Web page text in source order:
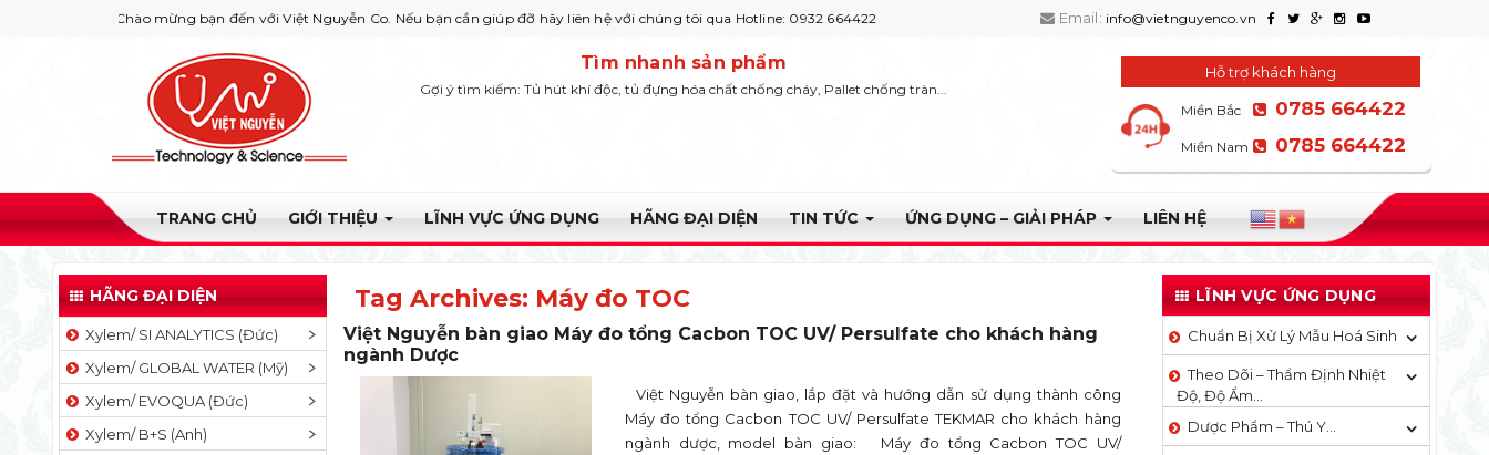
Chào mừng bạn đến với Việt Nguyễn Co. Nếu bạn cần giúp đỡ hãy liên hệ với chúng tôi qua Hotline: 0932 664422 Email: info@vietnguyenco.vn
Tìm nhanh sản phẩm
Gợi ý tìm kiếm: Tủ hút khí độc, tủ đựng hóa chất chống cháy, Pallet chống tràn...
Hỗ trợ khách hàng
Miền Bắc 0785 664422
Miền Nam 0785 664422
TRANG CHỦ GIỚI THIỆU LĨNH VỰC ỨNG DỤNG HÃNG ĐẠI DIỆN TIN TỨC ỨNG DỤNG – GIẢI PHÁP LIÊN HỆ
HÃNG ĐẠI DIỆN
Xylem/ SI ANALYTICS (Đức)
Xylem/ GLOBAL WATER (Mỹ)
Xylem/ EVOQUA (Đức)
Xylem/ B+S (Anh)
Tag Archives: Máy đo TOC
Việt Nguyễn bàn giao Máy đo tổng Cacbon TOC UV/ Persulfate cho khách hàng
ngành Dược
Việt Nguyễn bàn giao, lắp đặt và hướng dẫn sử dụng thành công
Máy đo tổng Cacbon TOC UV/ Persulfate TEKMAR cho khách hàng
ngành dược, model bàn giao: Máy đo tổng Cacbon TOC UV/
LĨNH VỰC ỨNG DỤNG
Chuẩn Bị Xử Lý Mẫu Hoá Sinh
Theo Dõi – Thẩm Định Nhiệt
Độ, Độ Ẩm…
Dược Phẩm – Thú Y…